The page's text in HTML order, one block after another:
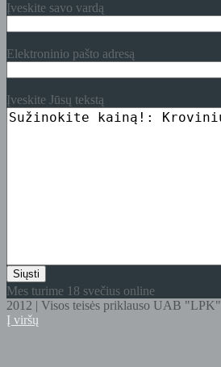
Įveskite savo vardą
Elektroninio pašto adresą
Įveskite Jūsų tekstą
Mes turime 18 svečius online
2012 | Visos teisės priklauso UAB "LPK"
Į viršų